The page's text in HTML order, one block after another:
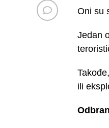
Oni su
Jedan
ili